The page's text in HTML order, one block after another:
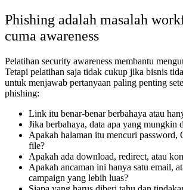
Phishing adalah masalah
cuma awareness
Pelatihan security awareness membantu
Tetapi pelatihan saja tidak cukup jika bisnis
untuk menjawab pertanyaan paling penting
phishing:
Link itu benar-benar berbahaya atau
Jika berbahaya, data apa yang mungkin
Apakah halaman itu mencuri password,
file?
Apakah ada download, redirect, atau
Apakah ancaman ini hanya satu email,
campaign yang lebih luas?